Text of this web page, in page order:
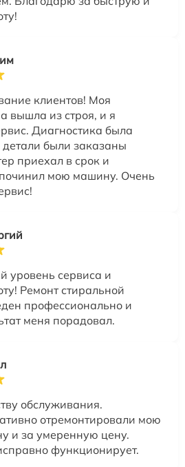
клиентов! Моя
вышла из строя, и я
Диагностика была
были заказаны
приехал в срок и
мою машину. Очень
уровень сервиса и
Ремонт стиральной
профессионально и
меня порадовал.
обслуживания.
отремонтировали мою
и за умеренную цену.
функционирует.